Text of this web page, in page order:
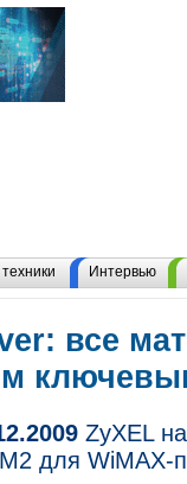
Интервью
все
ZyXEL
для WiMAX-